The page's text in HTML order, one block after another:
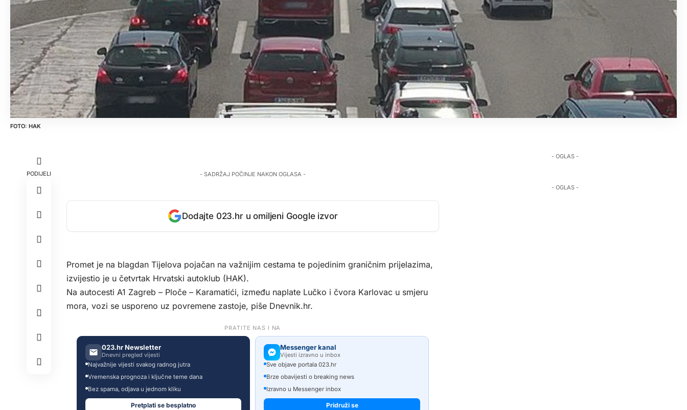
HAK
PODIJELI - SADRŽAJ POČINJE NAKON OGLASA -
Dodajte 023.hr u omiljeni Google izvor
Promet je na blagdan Tijelova pojačan na važnijim cestama te pojedinim graničnim prijelazima,
izvijestio je u četvrtak Hrvatski autoklub (HAK).
Na autocesti A1 Zagreb – Ploče – Karamatići, između naplate Lučko i čvora Karlovac u smjeru
mora, vozi se usporeno uz povremene zastoje, piše Dnevnik.hr.
PRATITE NAS I NA
023.hr Newsletter
Dnevni pregled vijesti
Najvažnije vijesti svakog radnog jutra
Vremenska prognoza i ključne teme dana
Bez spama, odjava u jednom kliku
Pretplati se besplatno
Messenger kanal
Vijesti izravno u inbox
Sve objave portala 023.hr
Brze obavijesti o breaking news
Izravno u Messenger inbox
Pridruži se
- OGLAS -
- OGLAS -